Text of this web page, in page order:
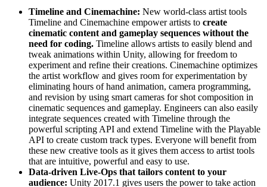
Timeline and Cinemachine: New world-class artist tools
Timeline and Cinemachine empower artists to create
cinematic content and gameplay sequences without the
need for coding. Timeline allows artists to easily blend and
tweak animations within Unity, allowing for freedom to
experiment and refine their creations. Cinemachine optimizes
the artist workflow and gives room for experimentation by
eliminating hours of hand animation, camera programming,
and revision by using smart cameras for shot composition in
cinematic sequences and gameplay. Engineers can also easily
integrate sequences created with Timeline through the
powerful scripting API and extend Timeline with the Playable
API to create custom track types. Everyone will benefit from
these new creative tools as it gives them access to artist tools
that are intuitive, powerful and easy to use.
Data-driven Live-Ops that tailors content to your
audience: Unity 2017.1 gives users the power to take action